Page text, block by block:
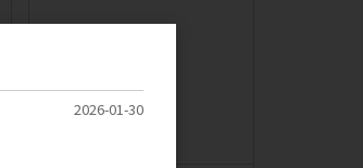
2026-01-30